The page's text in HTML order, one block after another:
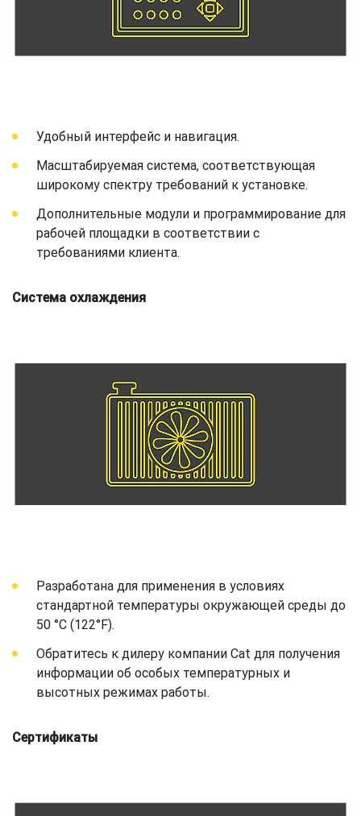
Удобный интерфейс и навигация.
Масштабируемая система, соответствующая
широкому спектру требований к установке.
Дополнительные модули и программирование для
рабочей площадки в соответствии с
требованиями клиента.
Система охлаждения
Разработана для применения в условиях
стандартной температуры окружающей среды до
50 °C (122°F).
Обратитесь к дилеру компании Cat для получения
информации об особых температурных и
высотных режимах работы.
Сертификаты